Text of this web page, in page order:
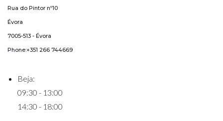
Rua do Pintor nº10
Évora
7005-513 - Évora
Phone:+351 266 744669
Beja:
09:30 - 13:00
14:30 - 18:00